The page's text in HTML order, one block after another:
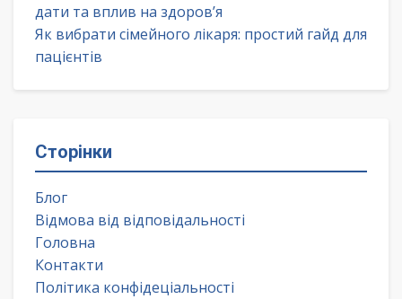
дати та вплив на здоров’я
Як вибрати сімейного лікаря: простий гайд для
пацієнтів
Сторінки
Блог
Відмова від відповідальності
Головна
Контакти
Політика конфідеціальності